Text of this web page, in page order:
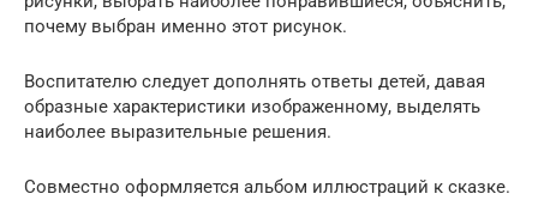
почему выбран именно этот рисунок.
Воспитателю следует дополнять ответы детей, давая
образные характеристики изображенному, выделять
наиболее выразительные решения.
Совместно оформляется альбом иллюстраций к сказке.